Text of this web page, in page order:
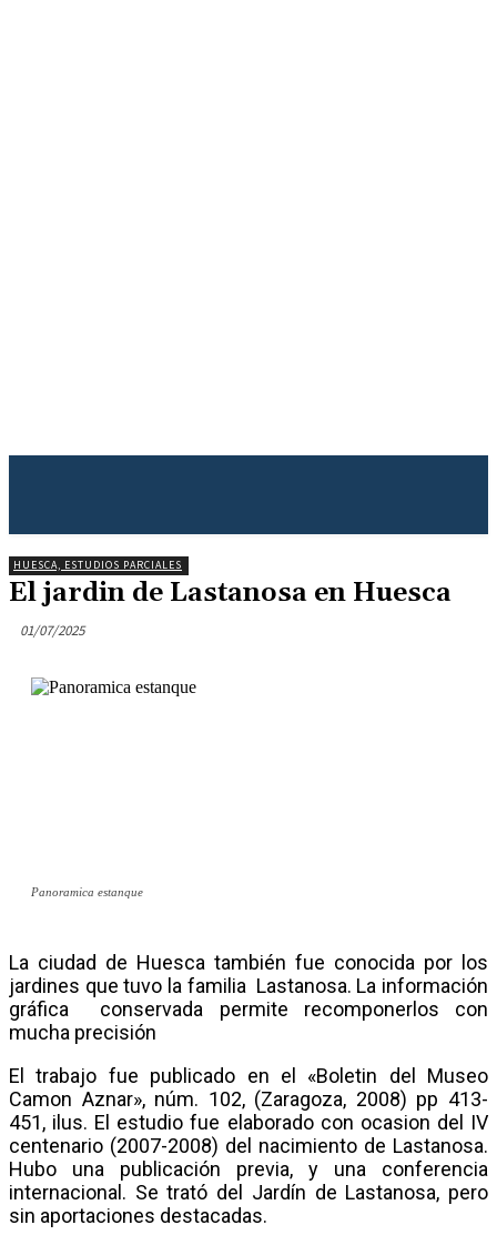
HUESCA, ESTUDIOS PARCIALES
El jardin de Lastanosa en Huesca
01/07/2025
Panoramica estanque
La ciudad de Huesca también fue conocida por los
jardines que tuvo la familia Lastanosa. La información
gráfica conservada permite recomponerlos con
mucha precisión
El trabajo fue publicado en el «Boletin del Museo
Camon Aznar», núm. 102, (Zaragoza, 2008) pp 413-
451, ilus. El estudio fue elaborado con ocasion del IV
centenario (2007-2008) del nacimiento de Lastanosa.
Hubo una publicación previa, y una conferencia
internacional. Se trató del Jardín de Lastanosa, pero
sin aportaciones destacadas.